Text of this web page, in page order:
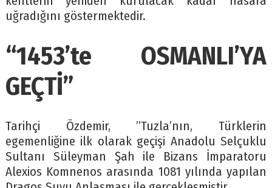
uğradığını göstermektedir.
“1453’te OSMANLI’YA
GEÇTİ”
Tarihçi Özdemir, ”Tuzla’nın, Türklerin
egemenliğine ilk olarak geçişi Anadolu Selçuklu
Sultanı Süleyman Şah ile Bizans İmparatoru
Alexios Komnenos arasında 1081 yılında yapılan